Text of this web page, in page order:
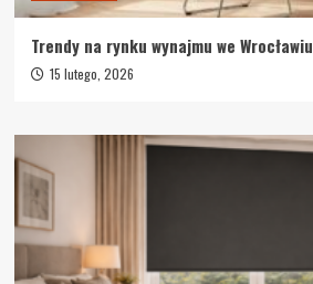
Trendy na rynku wynajmu we Wrocławiu
15 lutego, 2026